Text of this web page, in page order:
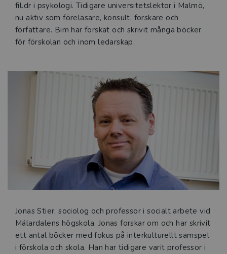
fil.dr i psykologi. Tidigare universitetslektor i Malmö,
nu aktiv som föreläsare, konsult, forskare och
författare. Bim har forskat och skrivit många böcker
för förskolan och inom ledarskap.
Jonas Stier, sociolog och professor i socialt arbete vid
Mälardalens högskola. Jonas forskar om och har skrivit
ett antal böcker med fokus på interkulturellt samspel
i förskola och skola. Han har tidigare varit professor i